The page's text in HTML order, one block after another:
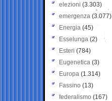
elezioni (3.303)
emergenza (3.077)
Energia (45)
Esselunga (2)
Esteri (784)
Eugenetica (3)
Europa (1.314)
Fassino (13)
federalismo (167)